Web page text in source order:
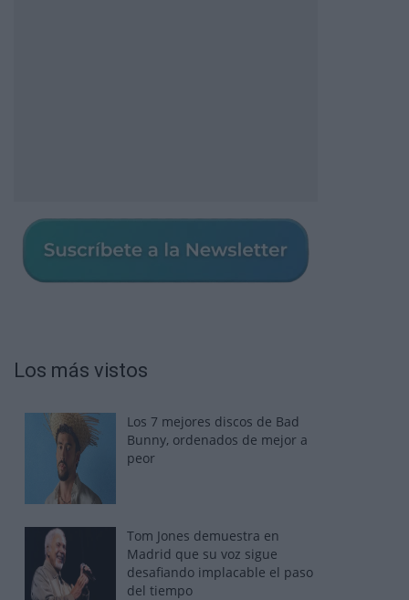
Los más vistos
Los 7 mejores discos de Bad
Bunny, ordenados de mejor a
peor
Tom Jones demuestra en
Madrid que su voz sigue
desafiando implacable el paso
del tiempo